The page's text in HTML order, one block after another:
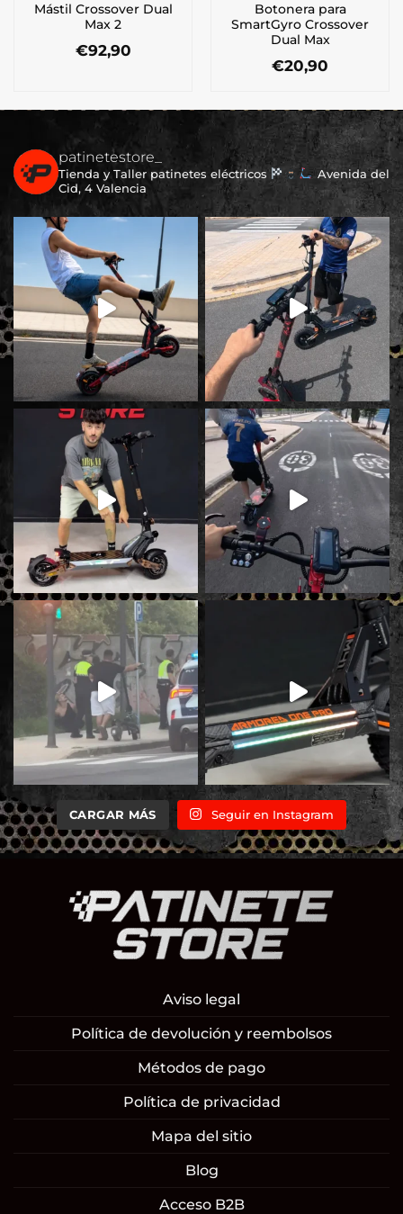
Mástil Crossover Dual
Max 2
€92,90
Botonera para
SmartGyro Crossover
Dual Max
€20,90
patinetestore_
Tienda y Taller patinetes eléctricos
Avenida del
Cid, 4 Valencia
CARGAR MÁS Seguir en Instagram
Aviso legal
Política de devolución y reembolsos
Métodos de pago
Política de privacidad
Mapa del sitio
Blog
Acceso B2B